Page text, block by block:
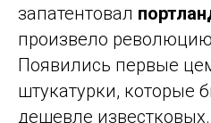
запатентовал
произвело революцию
Появились первые
штукатурки, которые
дешевле